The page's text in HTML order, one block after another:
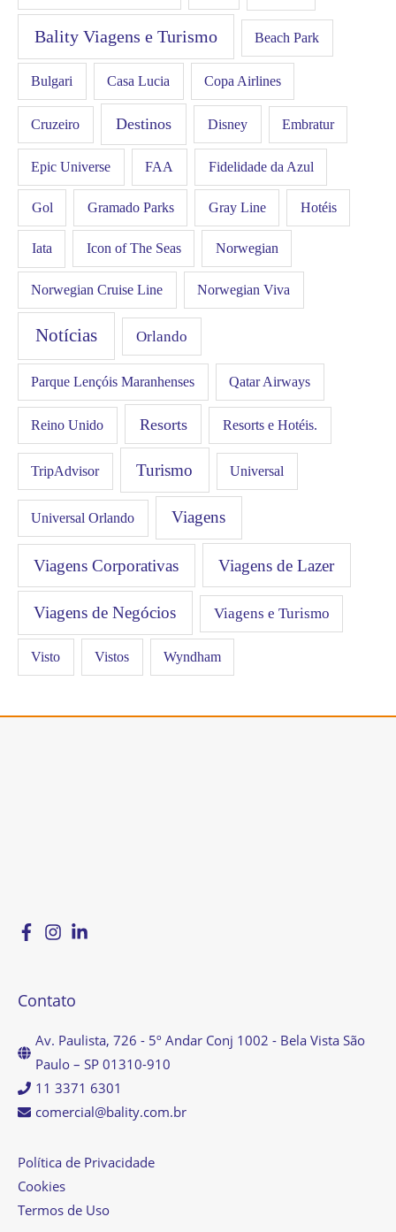
Bality Viagens e Turismo Beach Park
Bulgari Casa Lucia Copa Airlines
Cruzeiro Destinos Disney Embratur
Epic Universe FAA Fidelidade da Azul
Gol Gramado Parks Gray Line Hotéis
Iata Icon of The Seas Norwegian
Norwegian Cruise Line Norwegian Viva
Notícias Orlando
Parque Lençóis Maranhenses Qatar Airways
Reino Unido Resorts Resorts e Hotéis.
TripAdvisor Turismo Universal
Universal Orlando Viagens
Viagens Corporativas Viagens de Lazer
Viagens de Negócios Viagens e Turismo
Visto Vistos Wyndham
Contato
Av. Paulista, 726 - 5º Andar Conj 1002 - Bela Vista São
Paulo – SP 01310-910
11 3371 6301
comercial@bality.com.br
Política de Privacidade
Cookies
Termos de Uso